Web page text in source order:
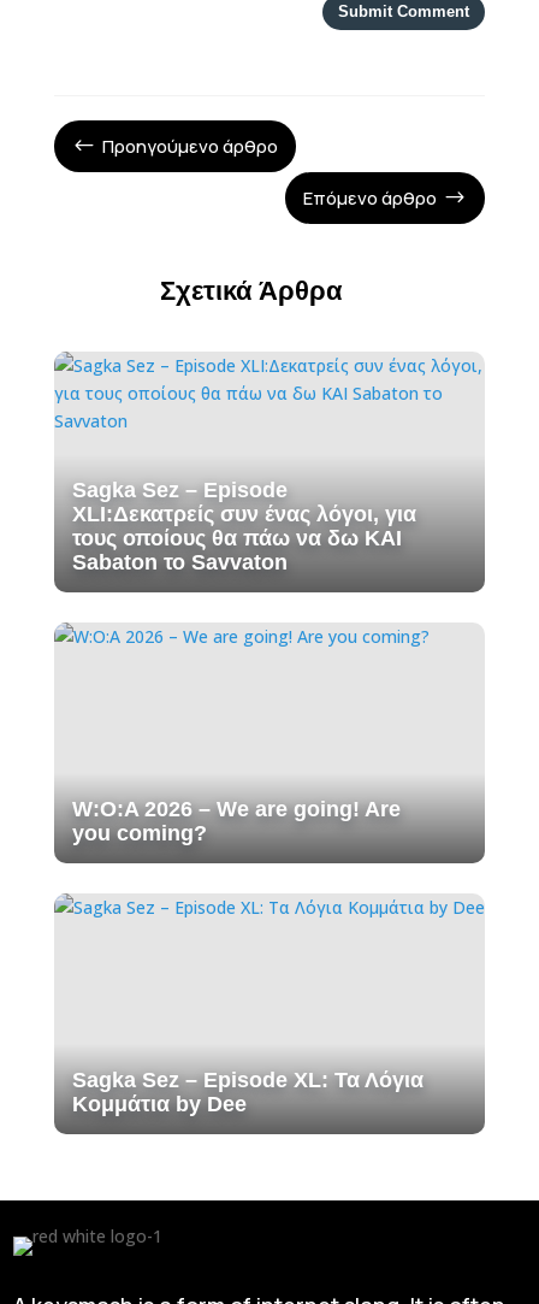
Submit Comment
# Προηγούμενο άρθρο
Επόμενο άρθρο $
Σχετικά Άρθρα
Sagka Sez – Episode
XLI:Δεκατρείς συν ένας λόγοι, για
τους οποίους θα πάω να δω ΚΑΙ
Sabaton το Savvaton
W:O:A 2026 – We are going! Are
you coming?
Sagka Sez – Episode XL: Τα Λόγια
Κομμάτια by Dee